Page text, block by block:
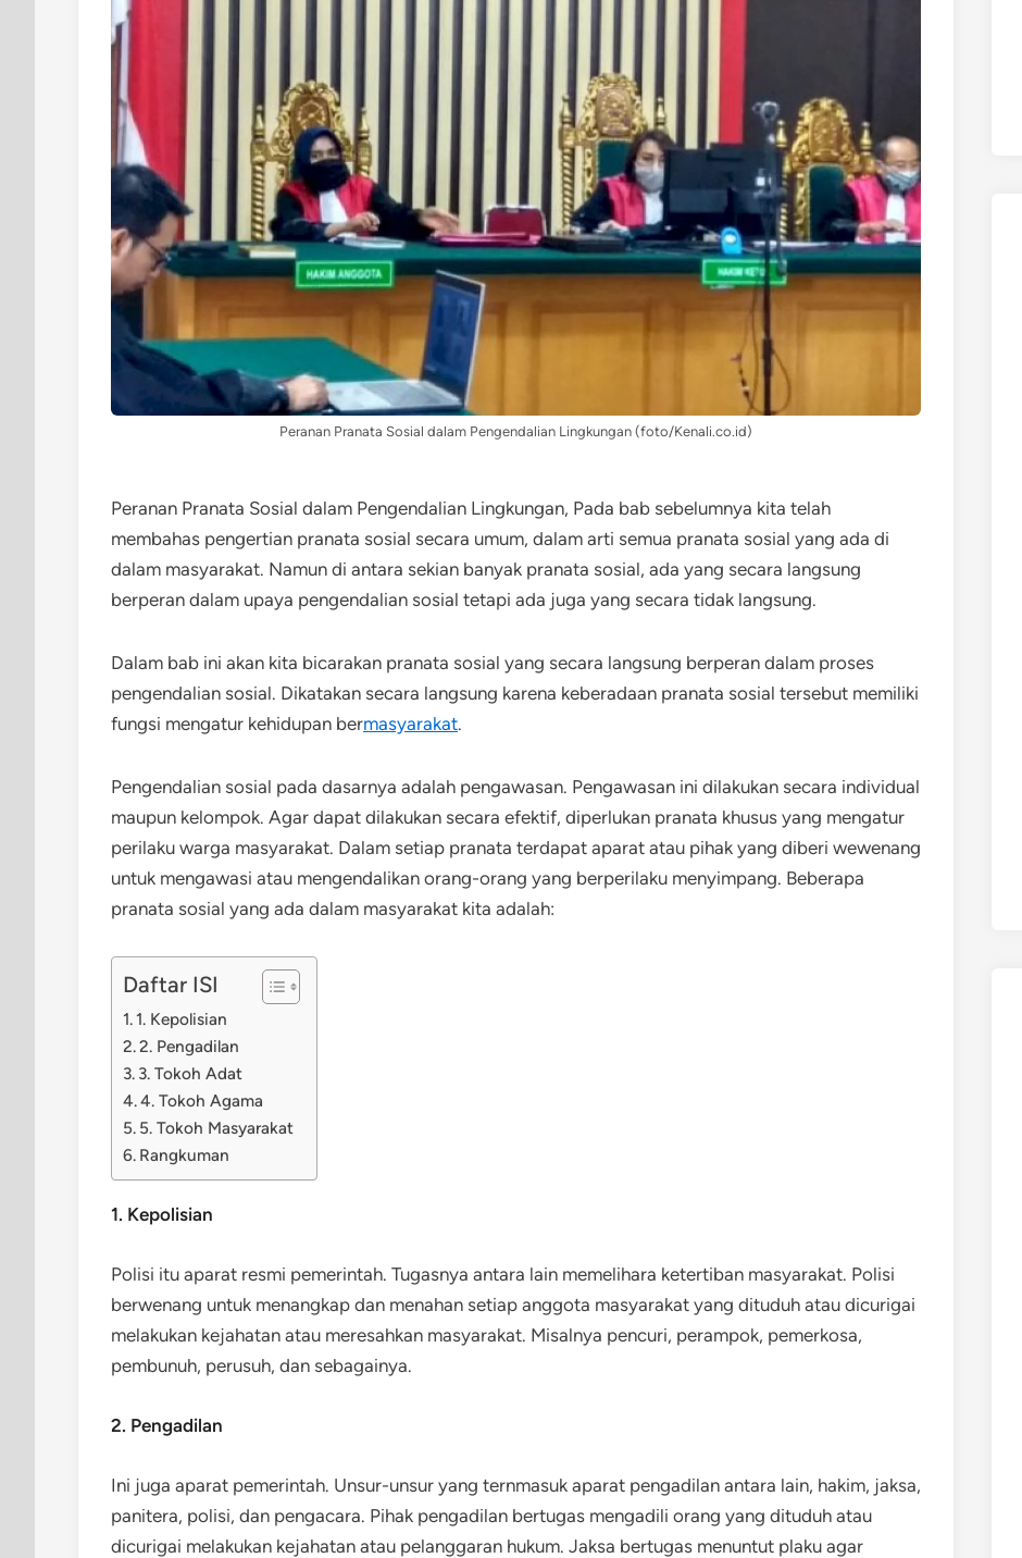
Peranan Pranata Sosial dalam Pengendalian Lingkungan (foto/Kenali.co.id)
Peranan Pranata Sosial dalam Pengendalian Lingkungan, Pada bab sebelumnya kita telah
membahas pengertian pranata sosial secara umum, dalam arti semua pranata sosial yang ada di
dalam masyarakat. Namun di antara sekian banyak pranata sosial, ada yang secara langsung
berperan dalam upaya pengendalian sosial tetapi ada juga yang secara tidak langsung.
Dalam bab ini akan kita bicarakan pranata sosial yang secara langsung berperan dalam proses
pengendalian sosial. Dikatakan secara langsung karena keberadaan pranata sosial tersebut memiliki
fungsi mengatur kehidupan bermasyarakat.
Pengendalian sosial pada dasarnya adalah pengawasan. Pengawasan ini dilakukan secara individual
maupun kelompok. Agar dapat dilakukan secara efektif, diperlukan pranata khusus yang mengatur
perilaku warga masyarakat. Dalam setiap pranata terdapat aparat atau pihak yang diberi wewenang
untuk mengawasi atau mengendalikan orang-orang yang berperilaku menyimpang. Beberapa
pranata sosial yang ada dalam masyarakat kita adalah:
Daftar ISI
1. Kepolisian
2. Pengadilan
3. Tokoh Adat
4. Tokoh Agama
5. Tokoh Masyarakat
Rangkuman
1. Kepolisian
Polisi itu aparat resmi pemerintah. Tugasnya antara lain memelihara ketertiban masyarakat. Polisi
berwenang untuk menangkap dan menahan setiap anggota masyarakat yang dituduh atau dicurigai
melakukan kejahatan atau meresahkan masyarakat. Misalnya pencuri, perampok, pemerkosa,
pembunuh, perusuh, dan sebagainya.
2. Pengadilan
Ini juga aparat pemerintah. Unsur-unsur yang ternmasuk aparat pengadilan antara lain, hakim, jaksa,
panitera, polisi, dan pengacara. Pihak pengadilan bertugas mengadili orang yang dituduh atau
dicurigai melakukan kejahatan atau pelanggaran hukum. Jaksa bertugas menuntut plaku agar